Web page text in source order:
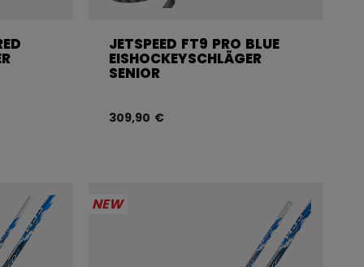
JETSPEED FT9 PRO BLUE
EISHOCKEYSCHLÄGER
SENIOR
309,90 €
NEW